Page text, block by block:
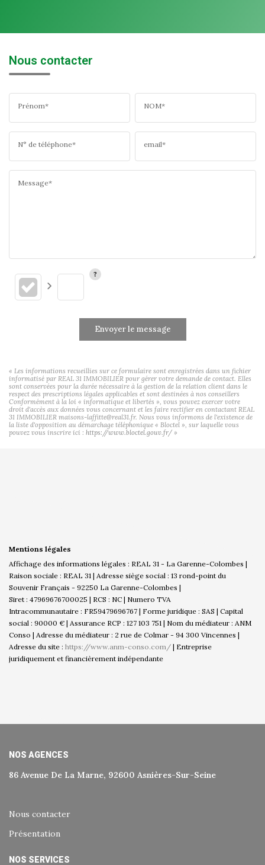
Nous contacter
Prénom* NOM*
N° de téléphone* email*
Message*
Envoyer le message
« Les informations recueillies sur ce formulaire sont enregistrées dans un fichier
informatisé par REAL 31 IMMOBILIER pour gérer votre demande de contact. Elles
sont conservées pour la durée nécessaire à la gestion de la relation client dans le
respect des prescriptions légales applicables et sont destinées à nos conseillers
Conformément à la loi « informatique et libertés », vous pouvez exercer votre
droit d'accès aux données vous concernant et les faire rectifier en contactant REAL
31 IMMOBILIER maisons-laffitte@real31.fr. Nous vous informons de l'existence de
la liste d'opposition au démarchage téléphonique « Bloctel », sur laquelle vous
pouvez vous inscrire ici : https://www.bloctel.gouv.fr/ »
Mentions légales
Affichage des informations légales : REAL 31 - La Garenne-Colombes |
Raison sociale : REAL 31 | Adresse siège social : 13 rond-point du
Souvenir Français - 92250 La Garenne-Colombes |
Siret : 47969676700025 | RCS : NC | Numero TVA
Intracommunautaire : FR59479696767 | Forme juridique : SAS | Capital
social : 90000 € | Assurance RCP : 127 103 751 | Nom du médiateur : ANM
Conso | Adresse du médiateur : 2 rue de Colmar - 94 300 Vincennes |
Adresse du site : https://www.anm-conso.com/ | Entreprise
juridiquement et financièrement indépendante
NOS AGENCES
86 Avenue De La Marne, 92600 Asnières-Sur-Seine
Nous contacter
Présentation
NOS SERVICES